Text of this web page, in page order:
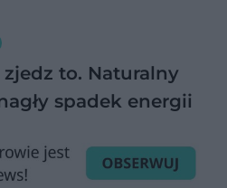
to. Naturalny
spadek energii